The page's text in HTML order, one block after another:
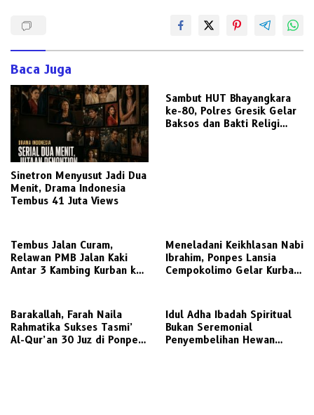
Baca Juga
Sinetron Menyusut Jadi Dua
Menit, Drama Indonesia
Tembus 41 Juta Views
Sambut HUT Bhayangkara
ke-80, Polres Gresik Gelar
Baksos dan Bakti Religi
Tembus Jalan Curam,
Relawan PMB Jalan Kaki
Antar 3 Kambing Kurban ke
Meneladani Keikhlasan Nabi
Ibrahim, Ponpes Lansia
Cempokolimo Gelar Kurban
Barakallah, Farah Naila
Rahmatika Sukses Tasmi’
Al-Qur’an 30 Juz di Ponpes
Idul Adha Ibadah Spiritual
Bukan Seremonial
Penyembelihan Hewan